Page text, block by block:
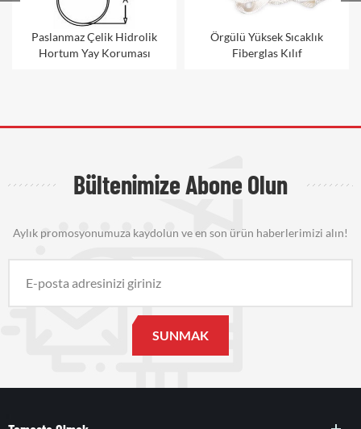
Paslanmaz Çelik Hidrolik
Hortum Yay Koruması
Örgülü Yüksek Sıcaklık
Fiberglas Kılıf
Bültenimize Abone Olun
Aylık promosyonumuza kaydolun ve en son ürün haberlerimizi alın!